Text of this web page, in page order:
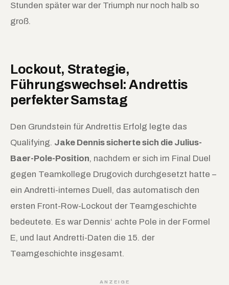
Stunden später war der Triumph nur noch halb so
groß.
Lockout, Strategie,
Führungswechsel: Andrettis
perfekter Samstag
Den Grundstein für Andrettis Erfolg legte das
Qualifying. Jake Dennis sicherte sich die Julius-
Baer-Pole-Position, nachdem er sich im Final Duel
gegen Teamkollege Drugovich durchgesetzt hatte –
ein Andretti-internes Duell, das automatisch den
ersten Front-Row-Lockout der Teamgeschichte
bedeutete. Es war Dennis‘ achte Pole in der Formel
E, und laut Andretti-Daten die 15. der
Teamgeschichte insgesamt.
ANZEIGE